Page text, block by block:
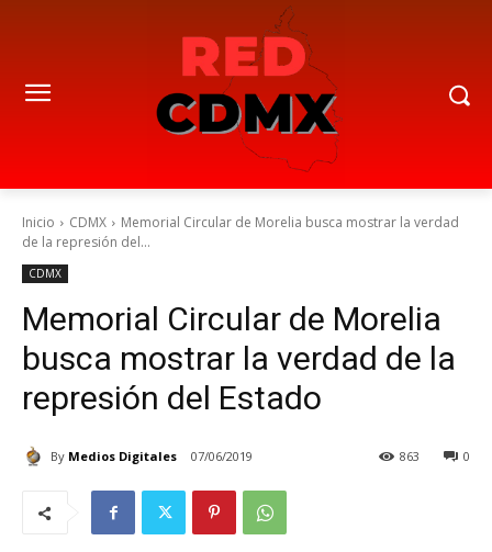
Inicio CDMX
Memorial Circular de Morelia busca mostrar la verdad
de la represión del...
CDMX
Memorial Circular de Morelia
busca mostrar la verdad de la
represión del Estado
By Medios Digitales 07/06/2019 0
863